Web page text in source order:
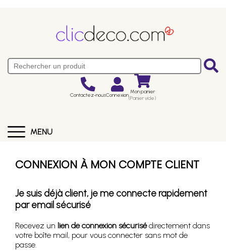
Contactez-nousConnexion Mon panier
(Panier vide)
MENU
CONNEXION À MON COMPTE CLIENT
Je suis déjà client, je me connecte rapidement
par email sécurisé
Recevez un lien de connexion sécurisédirectement dans
votre boîte mail, pour vous connecter sans mot de
passe.